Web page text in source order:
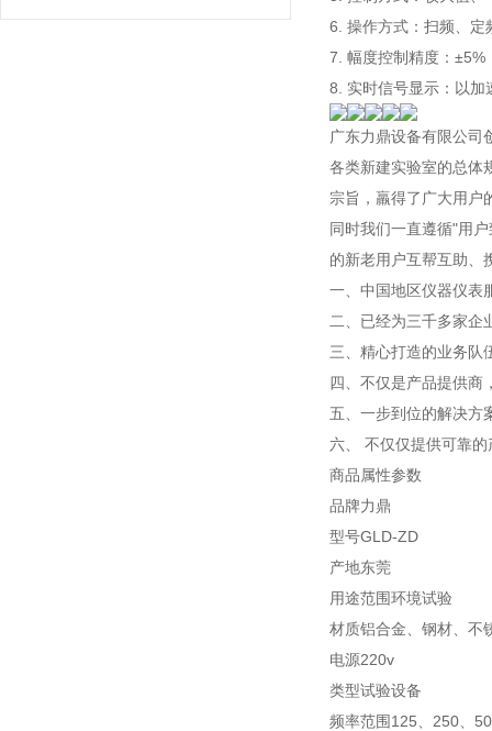
6. 操作方式：扫频、定
7. 幅度控制精度：±5%
8. 实时信号显示：以加
广东力鼎设备有限公司
各类新建实验室的总体
宗旨，羸得了广大用户
同时我们一直遵循"用
的新老用户互帮互助、
一、中国地区仪器仪表
二、已经为三千多家企
三、精心打造的业务队
四、不仅是产品提供商
五、一步到位的解决方
六、 不仅仅提供可靠
商品属性参数
品牌力鼎
型号GLD-ZD
产地东莞
用途范围环境试验
材质铝合金、钢材、不
电源220v
类型试验设备
频率范围125、250、